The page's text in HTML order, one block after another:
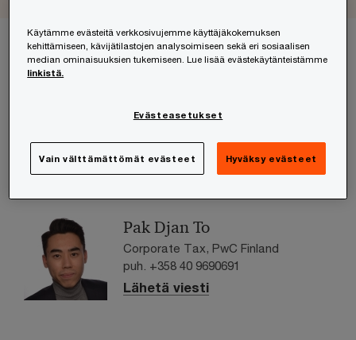
Ota yhteyttä
Matti Pennanen
puh. +358 (0)20 787 7743
Pak Djan To
Corporate Tax, PwC Finland
puh. +358 40 9690691
Lähetä viesti
Käytämme evästeitä verkkosivujemme käyttäjäkokemuksen
kehittämiseen, kävijätilastojen analysoimiseen sekä eri sosiaalisen
median ominaisuuksien tukemiseen. Lue lisää evästekäytänteistämme
linkistä.
Evästeasetukset
Vain välttämättömät evästeet Hyväksy evästeet